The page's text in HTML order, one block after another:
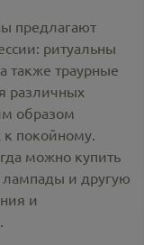
предлагают
ритуальны
а также траурные
различных
образом
к покойному.
можно купить
лампады и другую
и